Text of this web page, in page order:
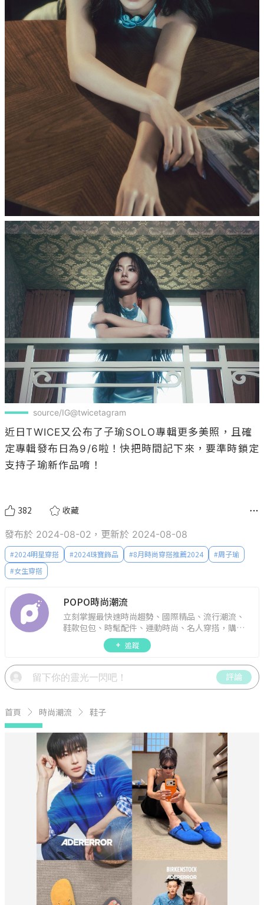
source/IG@twicetagram
近日TWICE又公布了子瑜SOLO專輯更多美照，且確
定專輯發布日為9/6啦！快把時間記下來，要準時鎖定
支持子瑜新作品唷！
382 收藏
發布於 2024-08-02，更新於 2024-08-08
#2024明星穿搭 #2024珠寶飾品 #8月時尚穿搭推薦2024 #周子瑜
#女生穿搭
POPO時尚潮流
立刻掌握最快速時尚趨勢、國際精品、流行潮流、
鞋款包包、時髦配件、運動時尚、名人穿搭，購物
追蹤
評論
首頁 時尚潮流 鞋子